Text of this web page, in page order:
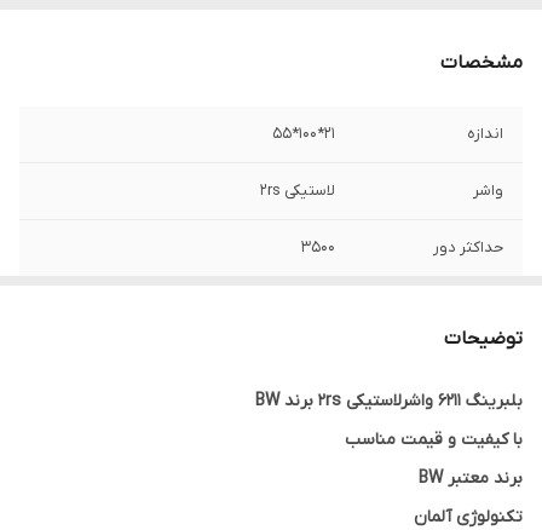
مشخصات
اندازه 21*100*55
واشر لاستیکی 2rs
حداکثر دور 3500
کشور ساخت
توضیحات
بلبرینگ 6211 واشرلاستیکی 2rs برند BW
با کیفیت و قیمت مناسب
برند معتبر BW
تکنولوژی آلمان